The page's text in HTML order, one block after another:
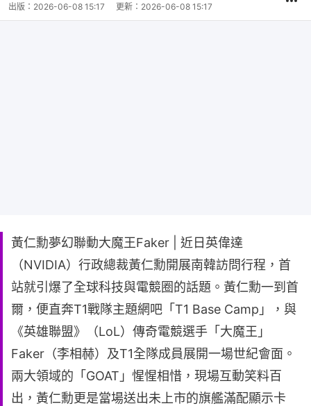
出版： 2026-06-08 15:17 更新： 2026-06-08 15:17
黃仁勳夢幻聯動大魔王Faker | 近日英偉達
（NVIDIA）行政總裁黃仁勳開展南韓訪問行程，首
站就引爆了全球科技與電競圈的話題。黃仁勳一到首
爾，便直奔T1戰隊主題網吧「T1 Base Camp」，與
《英雄聯盟》（LoL）傳奇電競選手「大魔王」
Faker（李相赫）及T1全隊成員展開一場世紀會面。
兩大領域的「GOAT」惺惺相惜，現場互動笑料百
出，黃仁勳更是當場送出未上市的旗艦滿配顯示卡